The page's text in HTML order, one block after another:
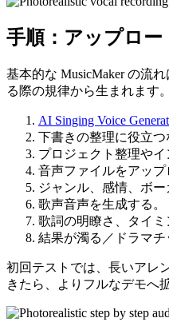
手順：アップロ
基本的な MusicMaker の流
る際の規律から生まれます。
AI Singing Voice
下書きの整理に役立つ
プロジェクト整理や
音声ファイルをアップ
ジャンル、感情、ボ
歌声音声を生成する。
歌詞の明瞭さ、タイ
結果が濁る／ドラマ
初回テストでは、長いアレ
きたら、よりフルなデモへ